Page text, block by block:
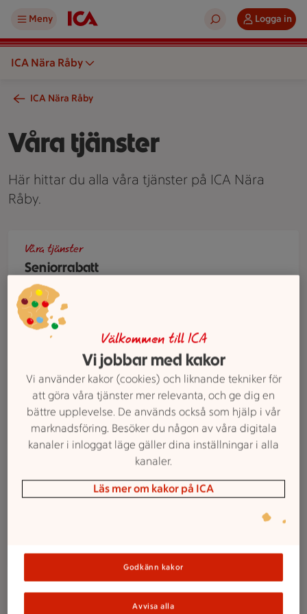
Meny Logga in
ICA Nära Råby
ICA Nära Råby
Våra tjänster
Här hittar du alla våra tjänster på ICA Nära
Råby.
Seniorrabatt
Våra tjänster
På ICA Nära Råby värnar vi om våra seniorer och
erbjuder rabatt på utvalda dagar. Ett uppskattat
erbjudande för dig som vill handla och få mer för
pengarna.
En person överlämnar ett paket till paketinlämningen i en
Post & paket
Våra tjänster
Postombud
ATG-annonser för andelsspel och bingolotter uppställda på
Välkommen till ICA
Vi jobbar med kakor
Vi använder kakor (cookies) och liknande tekniker för
att göra våra tjänster mer relevanta, och ge dig en
bättre upplevelse. De används också som hjälp i vår
marknadsföring. Besöker du någon av våra digitala
kanaler i inloggat läge gäller dina inställningar i alla
kanaler.
Läs mer om kakor på ICA
Godkänn kakor
Avvisa alla